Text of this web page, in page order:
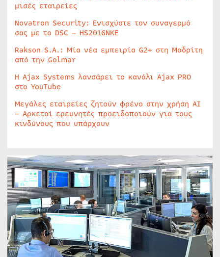
μισές εταιρείες
Novatron Security: Ενισχύστε τον συναγερμό
σας με το DSC – HS2016NKE
Rakson S.A.: Μία νέα εμπειρία G2+ στη Μαδρίτη
από την Golmar
Η Ajax Systems λανσάρει το κανάλι Ajax PRO
στο YouTube
Μεγάλες εταιρείες ζητούν φρένο στην χρήση AI
– Αρκετοί ερευνητές προειδοποιούν για τους
κινδύνους που υπάρχουν